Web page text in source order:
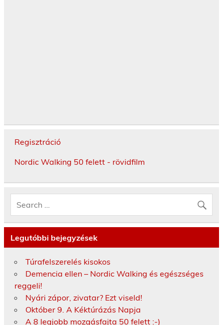
Regisztráció
Nordic Walking 50 felett - rövidfilm
Legutóbbi bejegyzések
Túrafelszerelés kisokos
Demencia ellen – Nordic Walking és egészséges
reggeli!
Nyári zápor, zivatar? Ezt viseld!
Október 9. A Kéktúrázás Napja
A 8 legjobb mozgásfajta 50 felett :-)